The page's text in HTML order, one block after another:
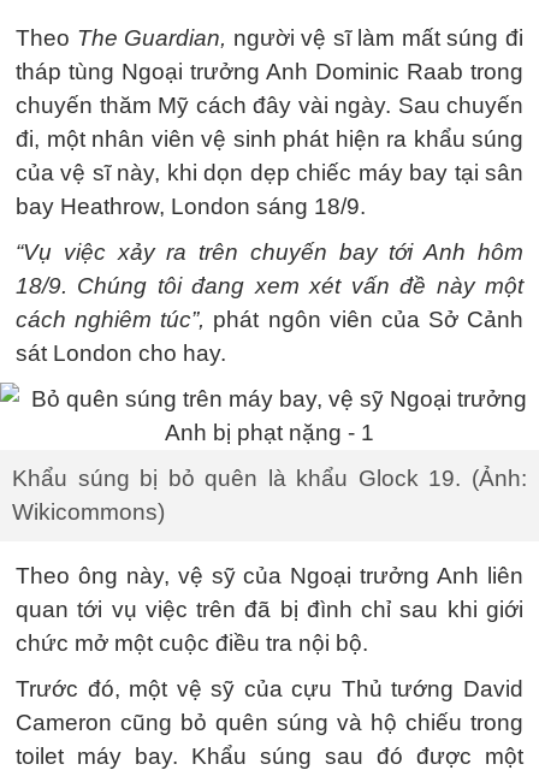
Theo The Guardian, người vệ sĩ làm mất súng đi
tháp tùng Ngoại trưởng Anh Dominic Raab trong
chuyến thăm Mỹ cách đây vài ngày. Sau chuyến
đi, một nhân viên vệ sinh phát hiện ra khẩu súng
của vệ sĩ này, khi dọn dẹp chiếc máy bay tại sân
bay Heathrow, London sáng 18/9.
“Vụ việc xảy ra trên chuyến bay tới Anh hôm
18/9. Chúng tôi đang xem xét vấn đề này một
cách nghiêm túc”, phát ngôn viên của Sở Cảnh
sát London cho hay.
Khẩu súng bị bỏ quên là khẩu Glock 19. (Ảnh:
Wikicommons)
Theo ông này, vệ sỹ của Ngoại trưởng Anh liên
quan tới vụ việc trên đã bị đình chỉ sau khi giới
chức mở một cuộc điều tra nội bộ.
Trước đó, một vệ sỹ của cựu Thủ tướng David
Cameron cũng bỏ quên súng và hộ chiếu trong
toilet máy bay. Khẩu súng sau đó được một